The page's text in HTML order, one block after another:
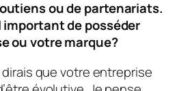
ou de partenariats.
de posséder
ou votre marque?
dirais que votre entreprise